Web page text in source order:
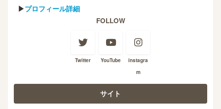
▶プロフィール詳細
FOLLOW
Twitter YouTube
instagra
m